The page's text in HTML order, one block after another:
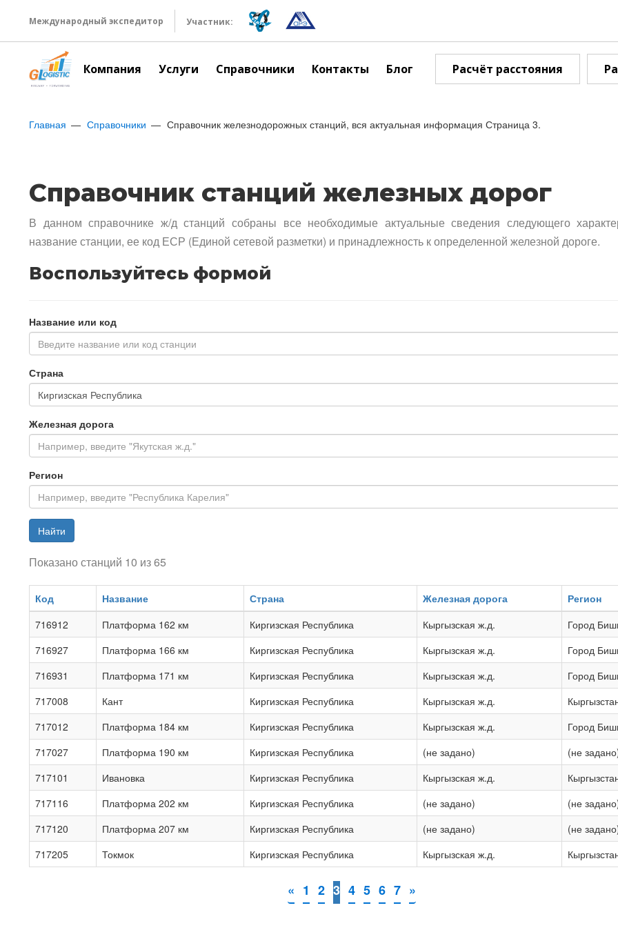
Международный экспедитор Участник:
Компания Услуги Справочники Контакты Блог Расчёт расстояния
Главная Справочники Справочник железнодорожных станций, вся актуальная информация Страница 3.
Справочник станций железных дорог
В данном справочнике ж/д станций собраны все необходимые актуальные сведения следующего
название станции, ее код ЕСР (Единой сетевой разметки) и принадлежность к определенной железной дороге.
Воспользуйтесь формой
Название или код
Введите название или код станции
Страна
Железная дорога
Регион
Найти
Показано станций 10 из 65
Код Название Страна Железная дорога
Регион
716912
Платформа 162 км Киргизская Республика Кыргызская ж.д.
Город
716927
Платформа 166 км Киргизская Республика Кыргызская ж.д.
Город
716931
Платформа 171 км Киргизская Республика Кыргызская ж.д.
Город
717008
Кант Киргизская Республика Кыргызская ж.д.
717012
Платформа 184 км Киргизская Республика Кыргызская ж.д.
Город
717027
Платформа 190 км Киргизская Республика (не задано)
(не
717101
Ивановка Киргизская Республика Кыргызская ж.д.
717116
Платформа 202 км Киргизская Республика (не задано)
(не
717120
Платформа 207 км Киргизская Республика (не задано)
(не
717205
Токмок Киргизская Республика Кыргызская ж.д.
« 1 2 3 4 5 6 7 »